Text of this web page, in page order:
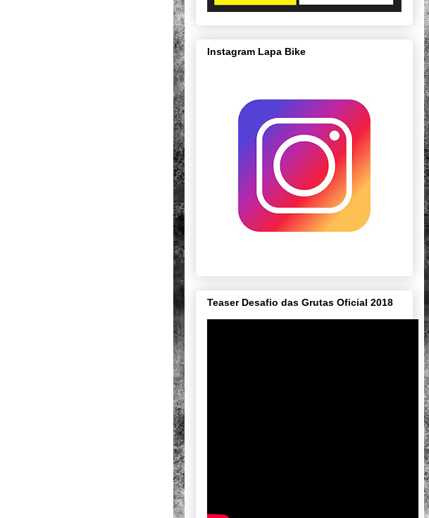
Instagram Lapa Bike
Teaser Desafio das Grutas Oficial 2018